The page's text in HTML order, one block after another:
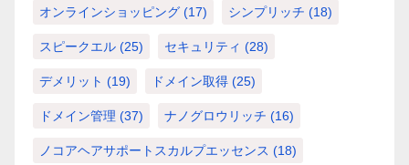
オンラインショッピング (17) シンプリッチ (18)
スピークエル (25) セキュリティ (28)
デメリット (19) ドメイン取得 (25)
ドメイン管理 (37) ナノグロウリッチ (16)
ノコアヘアサポートスカルプエッセンス (18)